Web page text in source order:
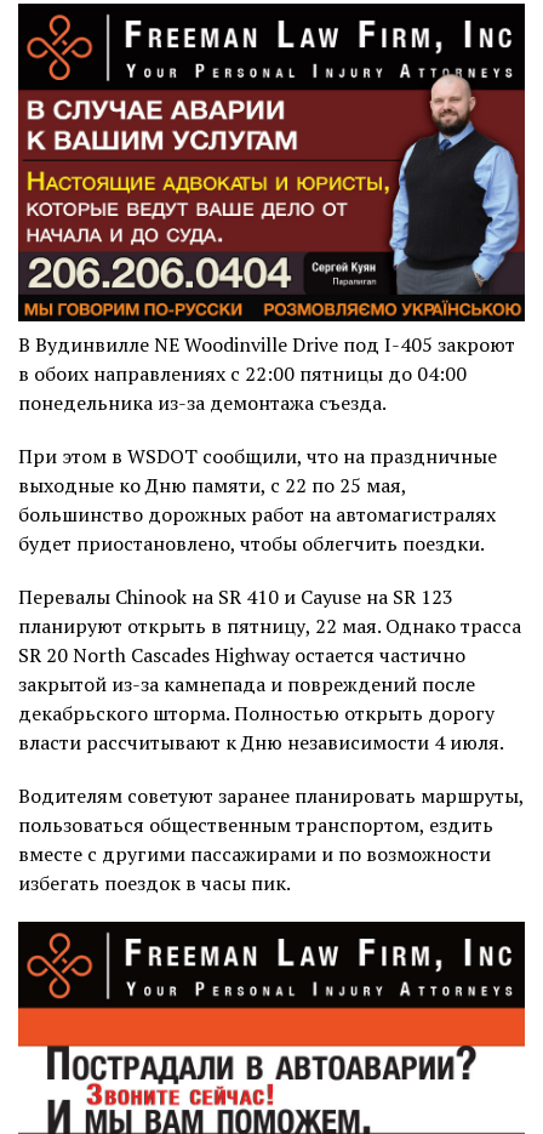
В Вудинвилле NE Woodinville Drive под I-405 закроют
в обоих направлениях с 22:00 пятницы до 04:00
понедельника из-за демонтажа съезда.
При этом в WSDOT сообщили, что на праздничные
выходные ко Дню памяти, с 22 по 25 мая,
большинство дорожных работ на автомагистралях
будет приостановлено, чтобы облегчить поездки.
Перевалы Chinook на SR 410 и Cayuse на SR 123
планируют открыть в пятницу, 22 мая. Однако трасса
SR 20 North Cascades Highway остается частично
закрытой из-за камнепада и повреждений после
декабрьского шторма. Полностью открыть дорогу
власти рассчитывают к Дню независимости 4 июля.
Водителям советуют заранее планировать маршруты,
пользоваться общественным транспортом, ездить
вместе с другими пассажирами и по возможности
избегать поездок в часы пик.